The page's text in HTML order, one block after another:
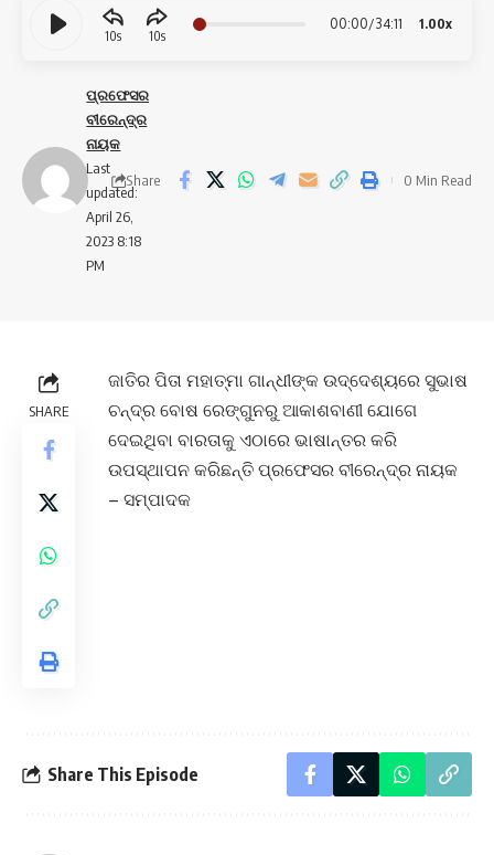
Audio
10 10
00:00/34:11 1.00x
Last
updated:
April 26,
2023 8:18
PM
ପ୍ରଫେସର
ବୀରେନ୍ଦ୍ର
ନାୟକ
Share 0 Min Read
SHARE
ଜାତିର ପିତା ମହାତ୍ମା ଗାନ୍ଧୀଙ୍କ ଉଦ୍ଦେଶ୍ୟରେ ସୁଭାଷ
ଚନ୍ଦ୍ର ବୋଷ ରେଙ୍ଗୁନରୁ ଆକାଶବାଣୀ ଯୋଗେ
ଦେଇଥିବା ବାରତାକୁ ଏଠାରେ ଭାଷାନ୍ତର କରି
ଉପସ୍ଥାପନ କରିଛନ୍ତି ପ୍ରଫେସର ବୀରେନ୍ଦ୍ର ନାୟକ
– ସମ୍ପାଦକ
Share This Episode